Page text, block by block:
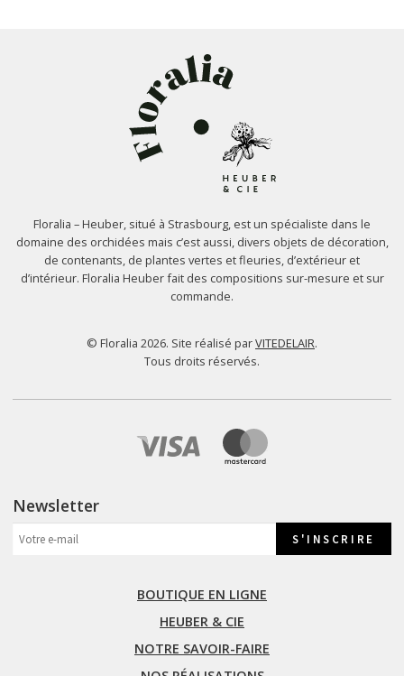
Floralia – Heuber, situé à Strasbourg, est un spécialiste dans le
domaine des orchidées mais c’est aussi, divers objets de décoration,
de contenants, de plantes vertes et fleuries, d’extérieur et
d’intérieur. Floralia Heuber fait des compositions sur-mesure et sur
commande.
© Floralia 2026. Site réalisé parVITEDELAIR.
Tous droits réservés.
Newsletter
BOUTIQUE EN LIGNE
HEUBER & CIE
NOTRE SAVOIR-FAIRE